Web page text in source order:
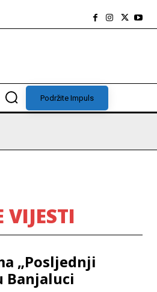
Podržite Impuls
VIJESTI
„Posljednji
Banjaluci